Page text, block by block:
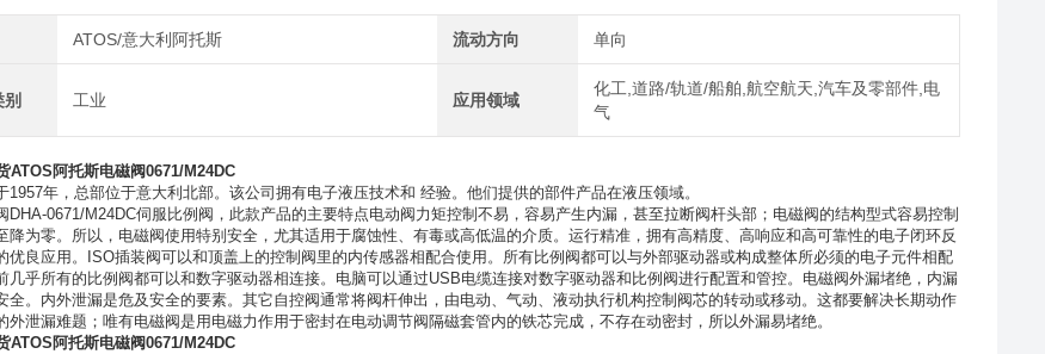
ATOS/意大利阿托斯 流动方向 单向
工业 应用领域
化工,道路/轨道/船舶,航空航天,汽车及零部件,电
气
ATOS阿托斯电磁阀0671/M24DC
1957年，总部位于意大利北部。该公司拥有电子液压技术和 经验。他们提供的部件产品在液压领域。
DHA-0671/M24DC伺服比例阀， 此款产品的主要特点电动阀力矩控制不易，容易产生内漏，甚至拉断阀杆头部；电磁阀的结构型式容易控制
降为零。所以，电磁阀使用特别安全，尤其适用于腐蚀性、有毒或高低温的介质。 运行精准，拥有高精度、高响应和高可靠性的电子闭环反
优良应用。
ISO插装阀可以和顶盖上的控制阀里的内传感器相配合使用。所有比例阀都可以与外部驱动器或构成整体所必须的电子元件相配
几乎所有的比例阀都可以和数字驱动器相连接。电脑可以通过USB电缆连接对数字驱动器和比例阀进行配置和管控。 电磁阀外漏堵绝，内漏
全。内外泄漏是危及安全的要素。其它自控阀通常将阀杆伸出，由电动、气动、液动执行机构控制阀芯的转动或移动。这都要解决长期动作
外泄漏难题；唯有电磁阀是用电磁力作用于密封在电动调节阀隔磁套管内的铁芯完成，不存在动密封，所以外漏易堵绝。
ATOS阿托斯电磁阀0671/M24DC